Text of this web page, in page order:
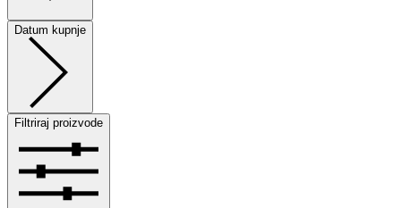
Datum kupnje
Filtriraj proizvode